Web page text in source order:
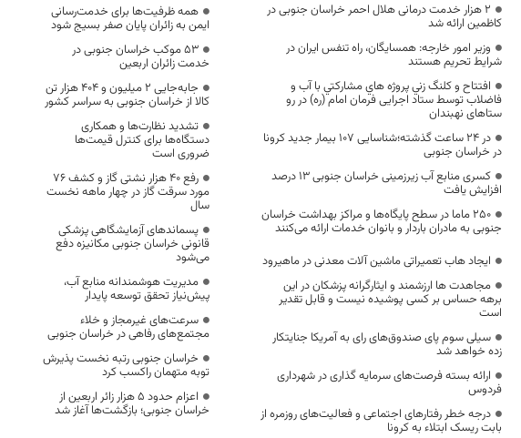
۲ هزار خدمت درمانی هلال احمر خراسان جنوبی در
کاظمین ارائه شد
وزیر امور خارجه: همسایگان، راه تنفس ایران در
شرایط تحریم هستند
افتتاح و كلنگ زني پروژه هاي مشاركتي با آب و
فاضلاب توسط ستاد اجرایی فرمان امام (ره) در رو
ستاهای نهبندان
در 24 ساعت گذشته؛شناسایی ۱۰۷ بیمار جدید کرونا
در خراسان جنوبی
کسری منابع آب زیرزمینی خراسان جنوبی ۱۳ درصد
افزایش یافت
۲۵۰ ماما در سطح پایگاه‌ها و مراکز بهداشت خراسان
جنوبی به مادران باردار و بانوان خدمات ارائه می‌کنند
ایجاد هاب تعمیراتی ماشین آلات معدنی در ماهیرود
مجاهدت ها ارزشمند و ایثارگرانه پزشکان در این
برهه حساس بر کسی پوشیده نیست و قابل تقدیر
است
سیلی سوم پای صندوق‌های رای به آمریکا جنایتکار
زده خواهد شد
ارائه بسته فرصت‌های سرمایه گذاری در شهرداری
فردوس
درجه خطر رفتارهای اجتماعی و فعالیت‌های روزمره از
بابت ریسک ابتلاء به کرونا
همه ظرفیت‌ها برای خدمت‌رسانی
ایمن به زائران پایان صفر بسیج شود
53 موکب خراسان جنوبی در
خدمت زائران اربعین
جابه‌جایی 2 میلیون و 404 هزار تن
کالا از خراسان جنوبی به سراسر کشور
تشدید نظارت‌ها و همکاری
دستگاه‌ها برای کنترل قیمت‌ها
ضروری است
رفع 40 هزار نشتی گاز و کشف 76
مورد سرقت گاز در چهار ماهه نخست
سال
پسماندهای آزمایشگاهی پزشکی
قانونی خراسان جنوبی مکانیزه دفع
می‌شود
مدیریت هوشمندانه منابع آب،
پیش‌نیاز تحقق توسعه پایدار
سرعت‌های غیرمجاز و خلاء
مجتمع‌های رفاهی در خراسان جنوبی
خراسان جنوبی رتبه نخست پذیرش
توبه متهمان راکسب کرد
اعزام حدود 5 هزار زائر اربعین از
خراسان جنوبی؛ بازگشت‌ها آغاز شد